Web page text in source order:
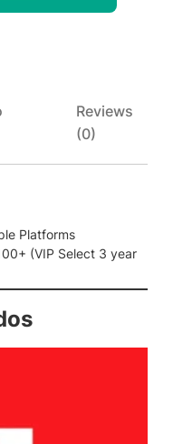
Reviews
(0)
Platforms
(VIP Select 3 year